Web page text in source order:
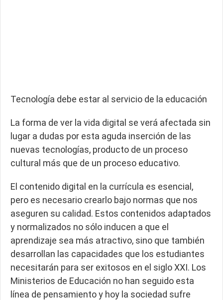
Tecnología debe estar al servicio de la educación
La forma de ver la vida digital se verá afectada sin
lugar a dudas por esta aguda inserción de las
nuevas tecnologías, producto de un proceso
cultural más que de un proceso educativo.
El contenido digital en la currícula es esencial,
pero es necesario crearlo bajo normas que nos
aseguren su calidad. Estos contenidos adaptados
y normalizados no sólo inducen a que el
aprendizaje sea más atractivo, sino que también
desarrollan las capacidades que los estudiantes
necesitarán para ser exitosos en el siglo XXI. Los
Ministerios de Educación no han seguido esta
línea de pensamiento y hoy la sociedad sufre